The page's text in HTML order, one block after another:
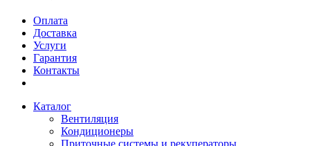
Оплата
Доставка
Услуги
Гарантия
Контакты
Каталог
Вентиляция
Кондиционеры
Приточные системы и рекуператоры